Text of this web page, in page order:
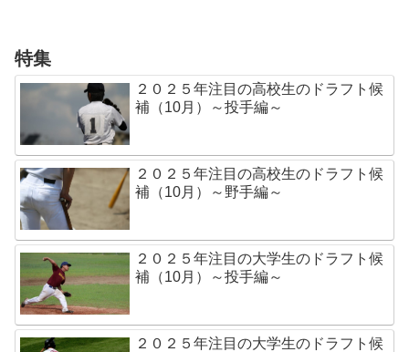
特集
２０２５年注目の高校生のドラフト候
補（10月）～投手編～
２０２５年注目の高校生のドラフト候
補（10月）～野手編～
２０２５年注目の大学生のドラフト候
補（10月）～投手編～
２０２５年注目の大学生のドラフト候